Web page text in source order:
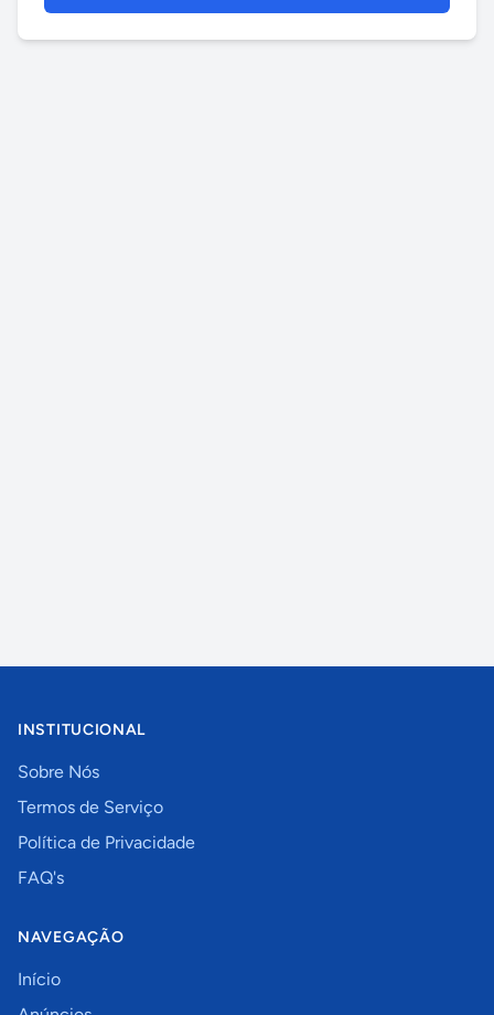
INSTITUCIONAL
Sobre Nós
Termos de Serviço
Política de Privacidade
FAQ's
NAVEGAÇÃO
Início